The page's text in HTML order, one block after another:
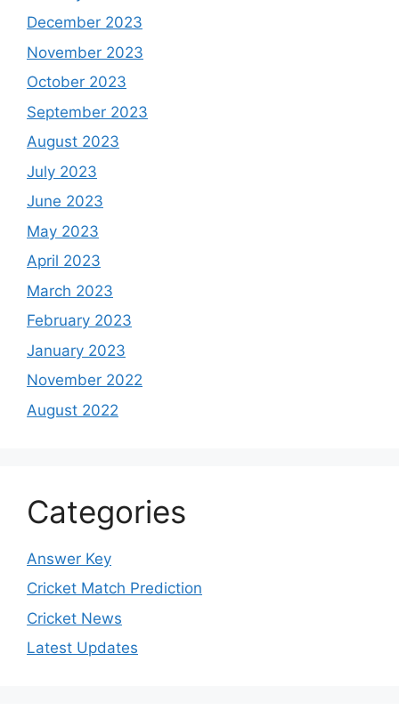
December 2023
November 2023
October 2023
September 2023
August 2023
July 2023
June 2023
May 2023
April 2023
March 2023
February 2023
January 2023
November 2022
August 2022
Categories
Answer Key
Cricket Match Prediction
Cricket News
Latest Updates